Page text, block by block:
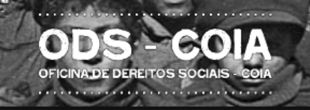
Skip
to
main
content